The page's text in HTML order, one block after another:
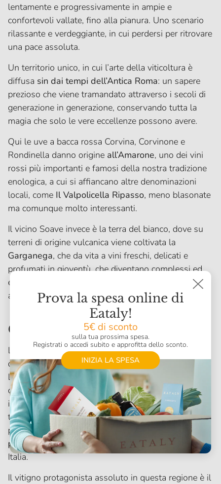
lentamente e progressivamente in ampie e
confortevoli vallate, fino alla pianura. Uno scenario
rilassante e verdeggiante, in cui perdersi per ritrovare
una pace assoluta.
Un territorio unico, in cui l’arte della viticoltura è
diffusa sin dai tempi dell’Antica Roma: un sapere
prezioso che viene tramandato attraverso i secoli di
generazione in generazione, conservando tutta la
magia che solo le vere eccellenze possono avere.
Qui le uve a bacca rossa Corvina, Corvinone e
Rondinella danno origine all’Amarone, uno dei vini
rossi più importanti e famosi della nostra tradizione
enologica, a cui si affiancano altre denominazioni
locali, come Il Valpolicella Ripasso, meno blasonate
ma comunque molto interessanti.
Il vicino Soave invece è la terra del bianco, dove su
terreni di origine vulcanica viene coltivata la
Garganega, che da vita a vini freschi, delicati e
profumati in gioventù, che diventano complessi ed
eleganti se lasciati affinare per qualche anno, grazie
alle sue spiccate doti evolutive
Chianti Classico e Montalcino
La Toscana è una terra che non ha davvero bisogno
di presentazioni.
Le sue colline, il suo panorama verdeggiante di ulivi,
cipressi e vigneti sono già stati raccontati in
innumerevoli film e libri ed hanno fatto fantasticare
turisti da tutto il mondo. Ma oltre alla sua bellezza
paesaggistica, la Toscana ci regala alcuni dei
prodotti vitivinicoli più famosi e apprezzati
di tutta
Italia.
Il vitigno protagonista assoluto in questa regione è il
Prova la spesa online di
Eataly!
5€ di sconto
sulla tua prossima spesa.
Registrati o accedi subito e approfitta dello sconto.
INIZIA LA SPESA